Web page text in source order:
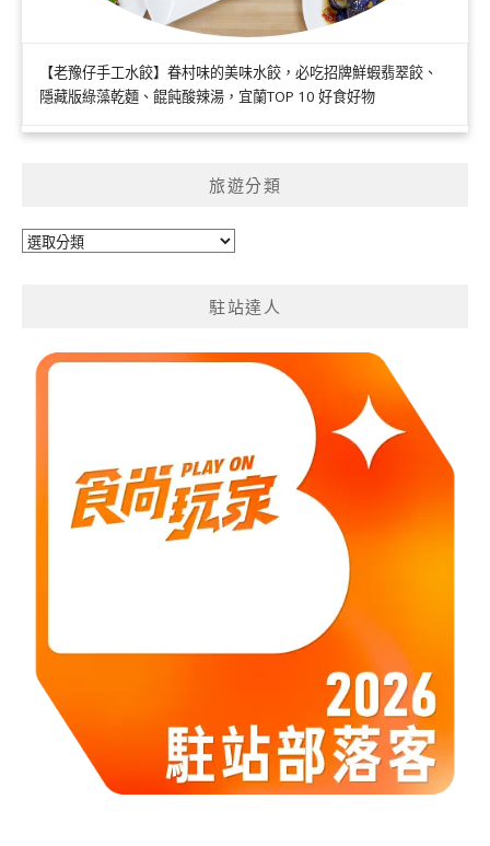
【老豫仔手工水餃】眷村味的美味水餃，必吃招牌鮮蝦翡翠餃、
隱藏版綠藻乾麵、餛飩酸辣湯，宜蘭TOP 10 好食好物
旅遊分類
旅
駐站達人